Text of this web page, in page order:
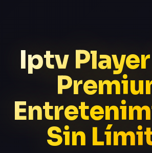
Iptv
Sin